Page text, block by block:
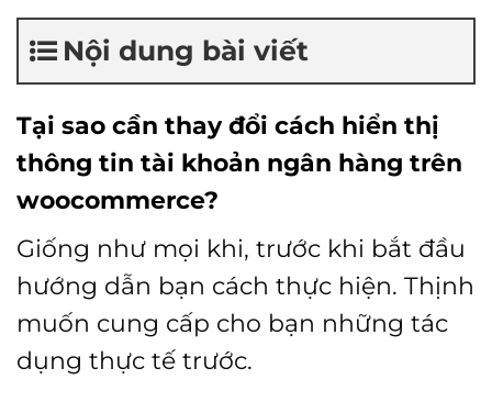
Nội dung bài viết
Tại sao cần thay đổi cách hiển thị
thông tin tài khoản ngân hàng trên
woocommerce?
Giống như mọi khi, trước khi bắt đầu
hướng dẫn bạn cách thực hiện. Thịnh
muốn cung cấp cho bạn những tác
dụng thực tế trước.